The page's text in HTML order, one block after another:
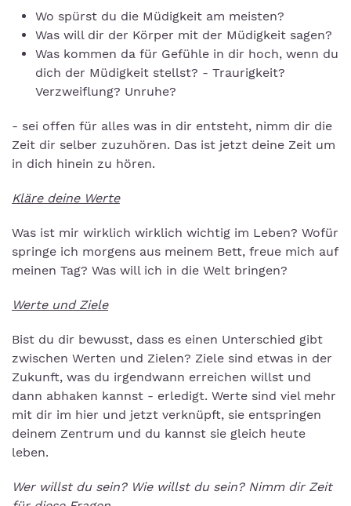
Wo spürst du die Müdigkeit am meisten?
Was will dir der Körper mit der Müdigkeit sagen?
Was kommen da für Gefühle in dir hoch, wenn du
dich der Müdigkeit stellst? - Traurigkeit?
Verzweiflung? Unruhe?
- sei offen für alles was in dir entsteht, nimm dir die
Zeit dir selber zuzuhören. Das ist jetzt deine Zeit um
in dich hinein zu hören.
Kläre deine Werte
Was ist mir wirklich wirklich wichtig im Leben? Wofür
springe ich morgens aus meinem Bett, freue mich auf
meinen Tag? Was will ich in die Welt bringen?
Werte und Ziele
Bist du dir bewusst, dass es einen Unterschied gibt
zwischen Werten und Zielen? Ziele sind etwas in der
Zukunft, was du irgendwann erreichen willst und
dann abhaken kannst - erledigt. Werte sind viel mehr
mit dir im hier und jetzt verknüpft, sie entspringen
deinem Zentrum und du kannst sie gleich heute
leben.
Wer willst du sein? Wie willst du sein? Nimm dir Zeit